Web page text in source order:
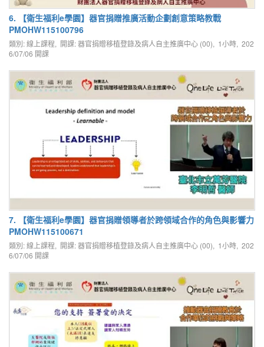
6. 【衛生福利e學園】器官捐贈推廣活動企劃創意策略教戰
PMOHW115100796
類別: 線上課程, 開課: 器官捐贈移植登錄及病人自主推廣中心 (00), 1小時, 202
6/07/06 開課
7. 【衛生福利e學園】器官捐贈領導者於跨領域合作的角色與影響力
PMOHW115100671
類別: 線上課程, 開課: 器官捐贈移植登錄及病人自主推廣中心 (00), 1小時, 202
6/07/06 開課